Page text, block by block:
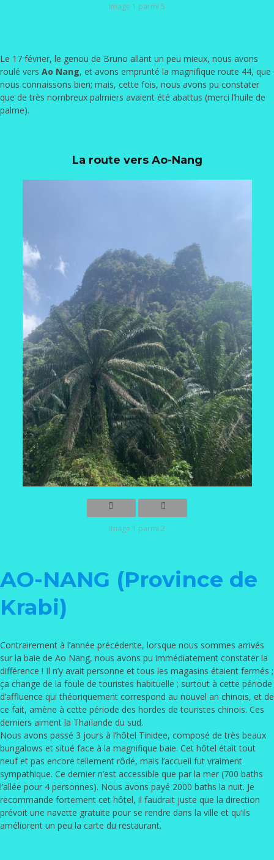
Image 1 parmi 5
Le 17 février, le genou de Bruno allant un peu mieux, nous avons
roulé vers Ao Nang, et avons emprunté la magnifique route 44, que
nous connaissons bien; mais, cette fois, nous avons pu constater
que de très nombreux palmiers avaient été abattus (merci l’huile de
palme).
La route vers Ao-Nang
Image 1 parmi 2
AO-NANG (Province de
Krabi)
Contrairement à l’année précédente, lorsque nous sommes arrivés
sur la baie de Ao Nang, nous avons pu immédiatement constater la
différence ! Il n’y avait personne et tous les magasins étaient fermés ;
ça change de la foule de touristes habituelle ; surtout à cette période
d’affluence qui théoriquement correspond au nouvel an chinois, et de
ce fait, amène à cette période des hordes de touristes chinois. Ces
derniers aiment la Thaïlande du sud.
Nous avons passé 3 jours à l’hôtel Tinidee, composé de très beaux
bungalows et situé face à la magnifique baie. Cet hôtel était tout
neuf et pas encore tellement rôdé, mais l’accueil fut vraiment
sympathique. Ce dernier n’est accessible que par la mer (700 baths
l’allée pour 4 personnes). Nous avons payé 2000 baths la nuit. Je
recommande fortement cet hôtel, il faudrait juste que la direction
prévoit une navette gratuite pour se rendre dans la ville et qu’ils
améliorent un peu la carte du restaurant.